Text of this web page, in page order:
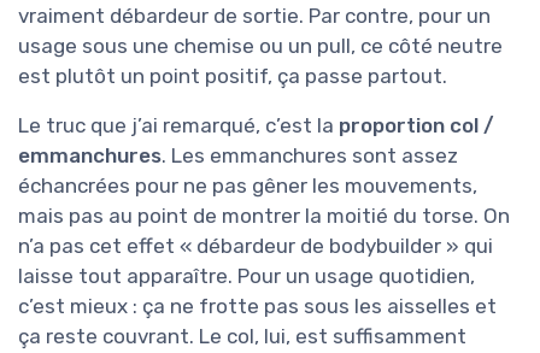
vraiment débardeur de sortie. Par contre, pour un
usage sous une chemise ou un pull, ce côté neutre
est plutôt un point positif, ça passe partout.
Le truc que j’ai remarqué, c’est la proportion col /
emmanchures. Les emmanchures sont assez
échancrées pour ne pas gêner les mouvements,
mais pas au point de montrer la moitié du torse. On
n’a pas cet effet « débardeur de bodybuilder » qui
laisse tout apparaître. Pour un usage quotidien,
c’est mieux : ça ne frotte pas sous les aisselles et
ça reste couvrant. Le col, lui, est suffisamment